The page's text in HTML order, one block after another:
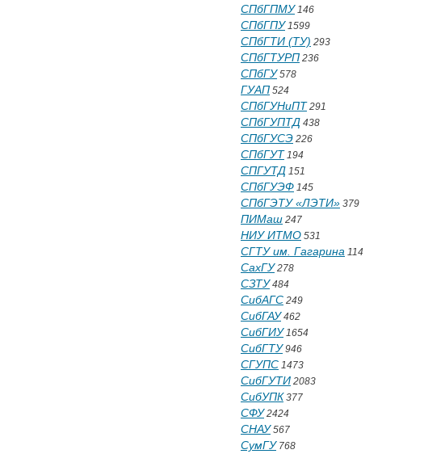
СПбГПМУ146
СПбГПУ1599
СПбГТИ (ТУ) 293
СПбГТУРП 236
СПбГУ578
ГУАП 524
СПбГУНиПТ 291
СПбГУПТД 438
СПбГУСЭ 226
СПбГУТ 194
СПГУТД 151
СПбГУЭФ 145
СПбГЭТУ «ЛЭТИ» 379
ПИМаш 247
НИУ ИТМО 531
СГТУ им. Гагарина 114
СахГУ278
СЗТУ484
СибАГС 249
СибГАУ462
СибГИУ1654
СибГТУ946
СГУПС 1473
СибГУТИ 2083
СибУПК 377
СФУ2424
СНАУ567
СумГУ768